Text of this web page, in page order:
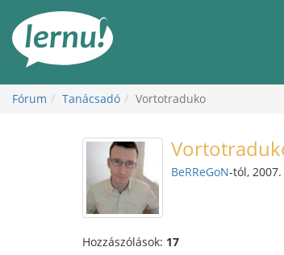
Fórum Tanácsadó Vortotraduko
BeRReGoN-tól,
Hozzászólások: 17